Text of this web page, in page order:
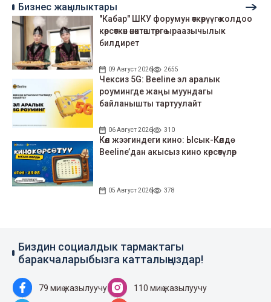
Бизнес жаңылыктары
"Кабар" ШКУ форумун өткөрүүгө колдоо
көрсөткөн өнөктөштөргө ыраазычылык
билдирет
09 Август 2026 2655
Чексиз 5G: Beeline эл аралык
роумингде жаңы муундагы
байланышты тартуулайт
06 Август 2026 310
Көл жээгиндеги кино: Ысык-Көлдө
Beeline’дан акысыз кино көрсөтүлөр
05 Август 2026 378
Биздин социалдык тармактагы
баракчаларыбызга катталыңыздар!
79 миң жазылуучу 110 миң жазылуучу